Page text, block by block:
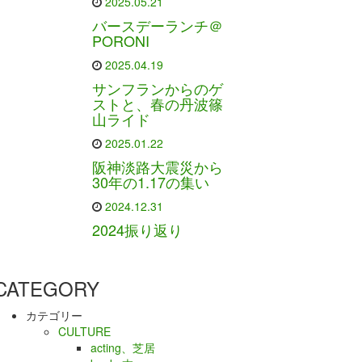
バースデーランチ＠
PORONI
2025.04.19
サンフランからのゲ
ストと、春の丹波篠
山ライド
2025.01.22
阪神淡路大震災から
30年の1.17の集い
2024.12.31
2024振り返り
カテゴリー
CULTURE
acting、芝居